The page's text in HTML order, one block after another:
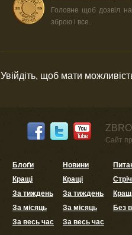
Головне щоб дозвіл
зброю і все.
Увійдіть, щоб мати
Сайт
Блоґи
Кращі
За тиждень
За місяць
За весь час
Новини
Кращі
За тиждень
За місяць
За весь час
Без